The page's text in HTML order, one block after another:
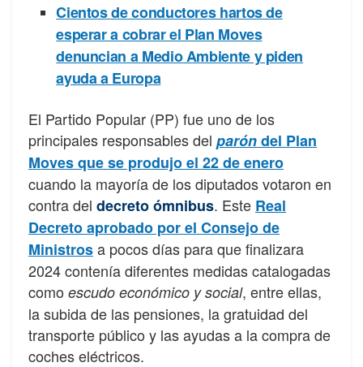
Cientos de conductores hartos de
esperar a cobrar el Plan Moves
denuncian a Medio Ambiente y piden
ayuda a Europa
El Partido Popular (PP) fue uno de los
principales responsables del paróndel Plan
Moves que se produjo el 22 de enero
cuando la mayoría de los diputados votaron en
contra del decreto ómnibus. Este Real
Decreto aprobado por el Consejo de
Ministrosa pocos días para que finalizara
2024 contenía diferentes medidas catalogadas
como escudo económico y social, entre ellas,
la subida de las pensiones, la gratuidad del
transporte público y las ayudas a la compra de
coches eléctricos.